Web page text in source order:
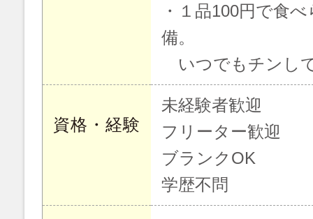
・１品100円で食
備。
いつでもチンし
資格・経験
未経験者歓迎
フリーター歓迎
ブランクOK
学歴不問